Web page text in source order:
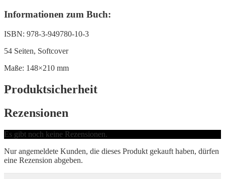
Informationen zum Buch:
ISBN: 978-3-949780-10-3
54 Seiten, Softcover
Maße: 148×210 mm
Produktsicherheit
Rezensionen
Es gibt noch keine Rezensionen.
Nur angemeldete Kunden, die dieses Produkt gekauft haben, dürfen
eine Rezension abgeben.